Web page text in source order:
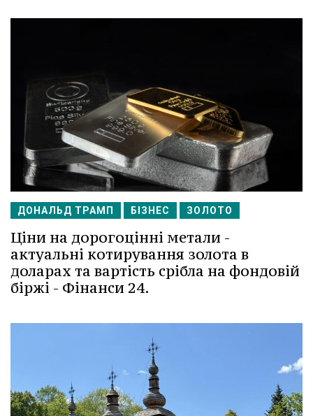
ДОНАЛЬД ТРАМП БІЗНЕС ЗОЛОТО
Ціни на дорогоцінні метали -
актуальні котирування золота в
доларах та вартість срібла на фондовій
біржі - Фінанси 24.